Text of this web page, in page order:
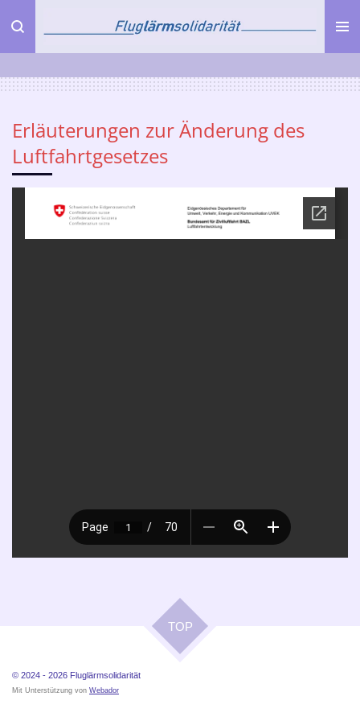
Zum
Hauptinhalt
springen
Erläuterungen zur Änderung des
Luftfahrtgesetzes
TOP
© 2024 - 2026 Fluglärmsolidarität
Mit Unterstützung von Webador